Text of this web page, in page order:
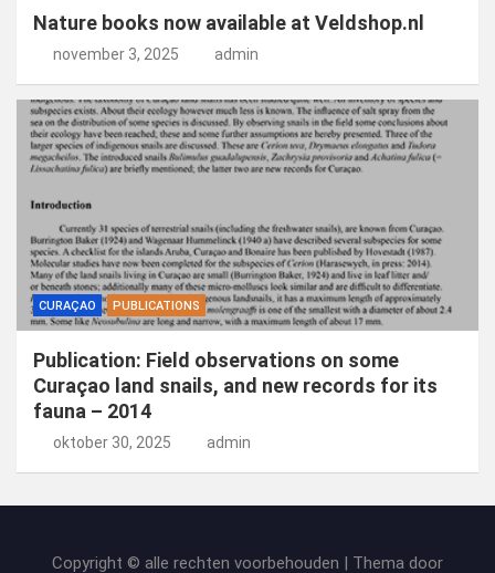
Nature books now available at Veldshop.nl
november 3, 2025 admin
CURAÇAO PUBLICATIONS
Publication: Field observations on some
Curaçao land snails, and new records for its
fauna – 2014
oktober 30, 2025 admin
Copyright © alle rechten voorbehouden | Thema door